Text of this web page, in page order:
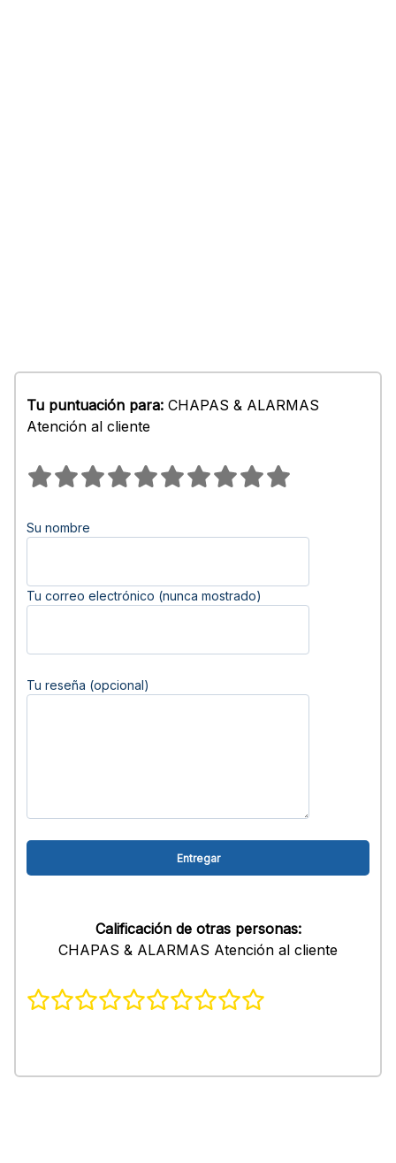
Tu puntuación para: CHAPAS & ALARMAS
Atención al cliente
Su nombre
Tu correo electrónico (nunca mostrado)
Tu reseña (opcional)
Calificación de otras personas:
CHAPAS & ALARMAS Atención al cliente